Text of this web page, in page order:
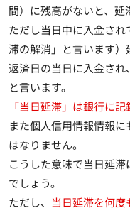
間）に残高がないと、延
ただし当日中に入金さ
滞の解消」と言います）
返済日の当日に入金さ
と言います。
「当日延滞」は銀行に
また個人信用情報情報
はなりません。
こうした意味で当日延滞
でしょう。
ただし、 当日延滞を何度